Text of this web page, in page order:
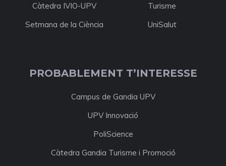
Càtedra IVIO-UPV
Turisme
Setmana de la Ciència
UniSalut
PROBABLEMENT T’INTERESSE
Campus de Gandia UPV
UPV Innovació
PoliScience
Càtedra Gandia Turisme i Promoció